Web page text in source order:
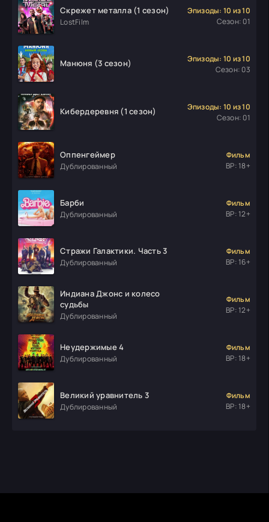
Скрежет металла (1 сезон)
LostFilm
Эпизоды: 10 из 10
Сезон: 01
Манюня (3 сезон)
Эпизоды: 10 из 10
Сезон: 03
Кибердеревня (1 сезон)
Эпизоды: 10 из 10
Сезон: 01
Оппенгеймер
Дублированный
Фильм
ВР: 18+
Барби
Дублированный
Фильм
ВР: 12+
Стражи Галактики. Часть 3
Дублированный
Фильм
ВР: 16+
Индиана Джонс и колесо
судьбы
Дублированный
Фильм
ВР: 12+
Неудержимые 4
Дублированный
Фильм
ВР: 18+
Великий уравнитель 3
Дублированный
Фильм
ВР: 18+